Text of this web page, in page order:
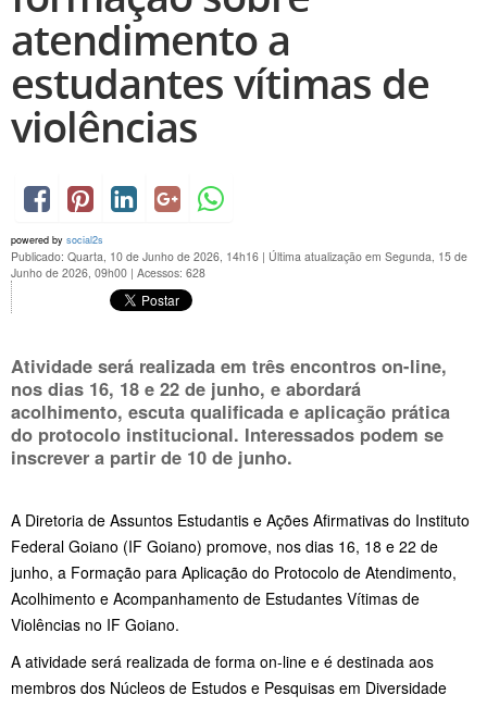
atendimento a
estudantes vítimas de
violências
powered by social2s
Publicado: Quarta, 10 de Junho de 2026, 14h16 | Última atualização em Segunda, 15 de
Junho de 2026, 09h00 | Acessos: 628
Atividade será realizada em três encontros on-line,
nos dias 16, 18 e 22 de junho, e abordará
acolhimento, escuta qualificada e aplicação prática
do protocolo institucional. Interessados podem se
inscrever a partir de 10 de junho.
A Diretoria de Assuntos Estudantis e Ações Afirmativas do Instituto
Federal Goiano (IF Goiano) promove, nos dias 16, 18 e 22 de
junho, a Formação para Aplicação do Protocolo de Atendimento,
Acolhimento e Acompanhamento de Estudantes Vítimas de
Violências no IF Goiano.
A atividade será realizada de forma on-line e é destinada aos
membros dos Núcleos de Estudos e Pesquisas em Diversidade